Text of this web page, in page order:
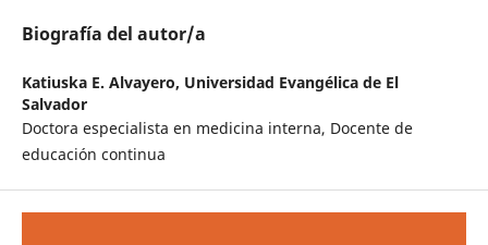
Biografía del autor/a
Katiuska E. Alvayero, Universidad Evangélica de El
Salvador
Doctora especialista en medicina interna, Docente de
educación continua